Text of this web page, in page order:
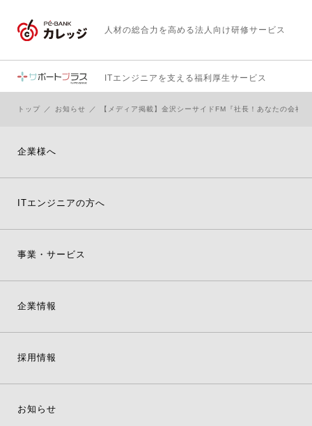
人材の総合力を高める法人向け研修サービス
ITエンジニアを支える福利厚生サービス
トップ お知らせ 【メディア掲載】金沢シーサイドFM『社長！あなたの会社
企業様へ
ITエンジニアの方へ
事業・サービス
企業情報
採用情報
お知らせ